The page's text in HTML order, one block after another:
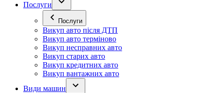
Послуги
Послуги
Викуп авто після ДТП
Викуп авто терміново
Викуп несправних авто
Викуп старих авто
Викуп кредитних авто
Викуп вантажних авто
Види машин